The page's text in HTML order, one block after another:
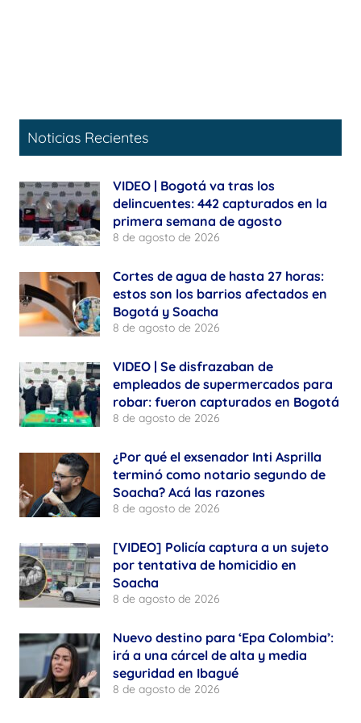
Noticias Recientes
VIDEO | Bogotá va tras los
delincuentes: 442 capturados en la
primera semana de agosto
8 de agosto de 2026
Cortes de agua de hasta 27 horas:
estos son los barrios afectados en
Bogotá y Soacha
8 de agosto de 2026
VIDEO | Se disfrazaban de
empleados de supermercados para
robar: fueron capturados en Bogotá
8 de agosto de 2026
¿Por qué el exsenador Inti Asprilla
terminó como notario segundo de
Soacha? Acá las razones
8 de agosto de 2026
[VIDEO] Policía captura a un sujeto
por tentativa de homicidio en
Soacha
8 de agosto de 2026
Nuevo destino para ‘Epa Colombia’:
irá a una cárcel de alta y media
seguridad en Ibagué
8 de agosto de 2026